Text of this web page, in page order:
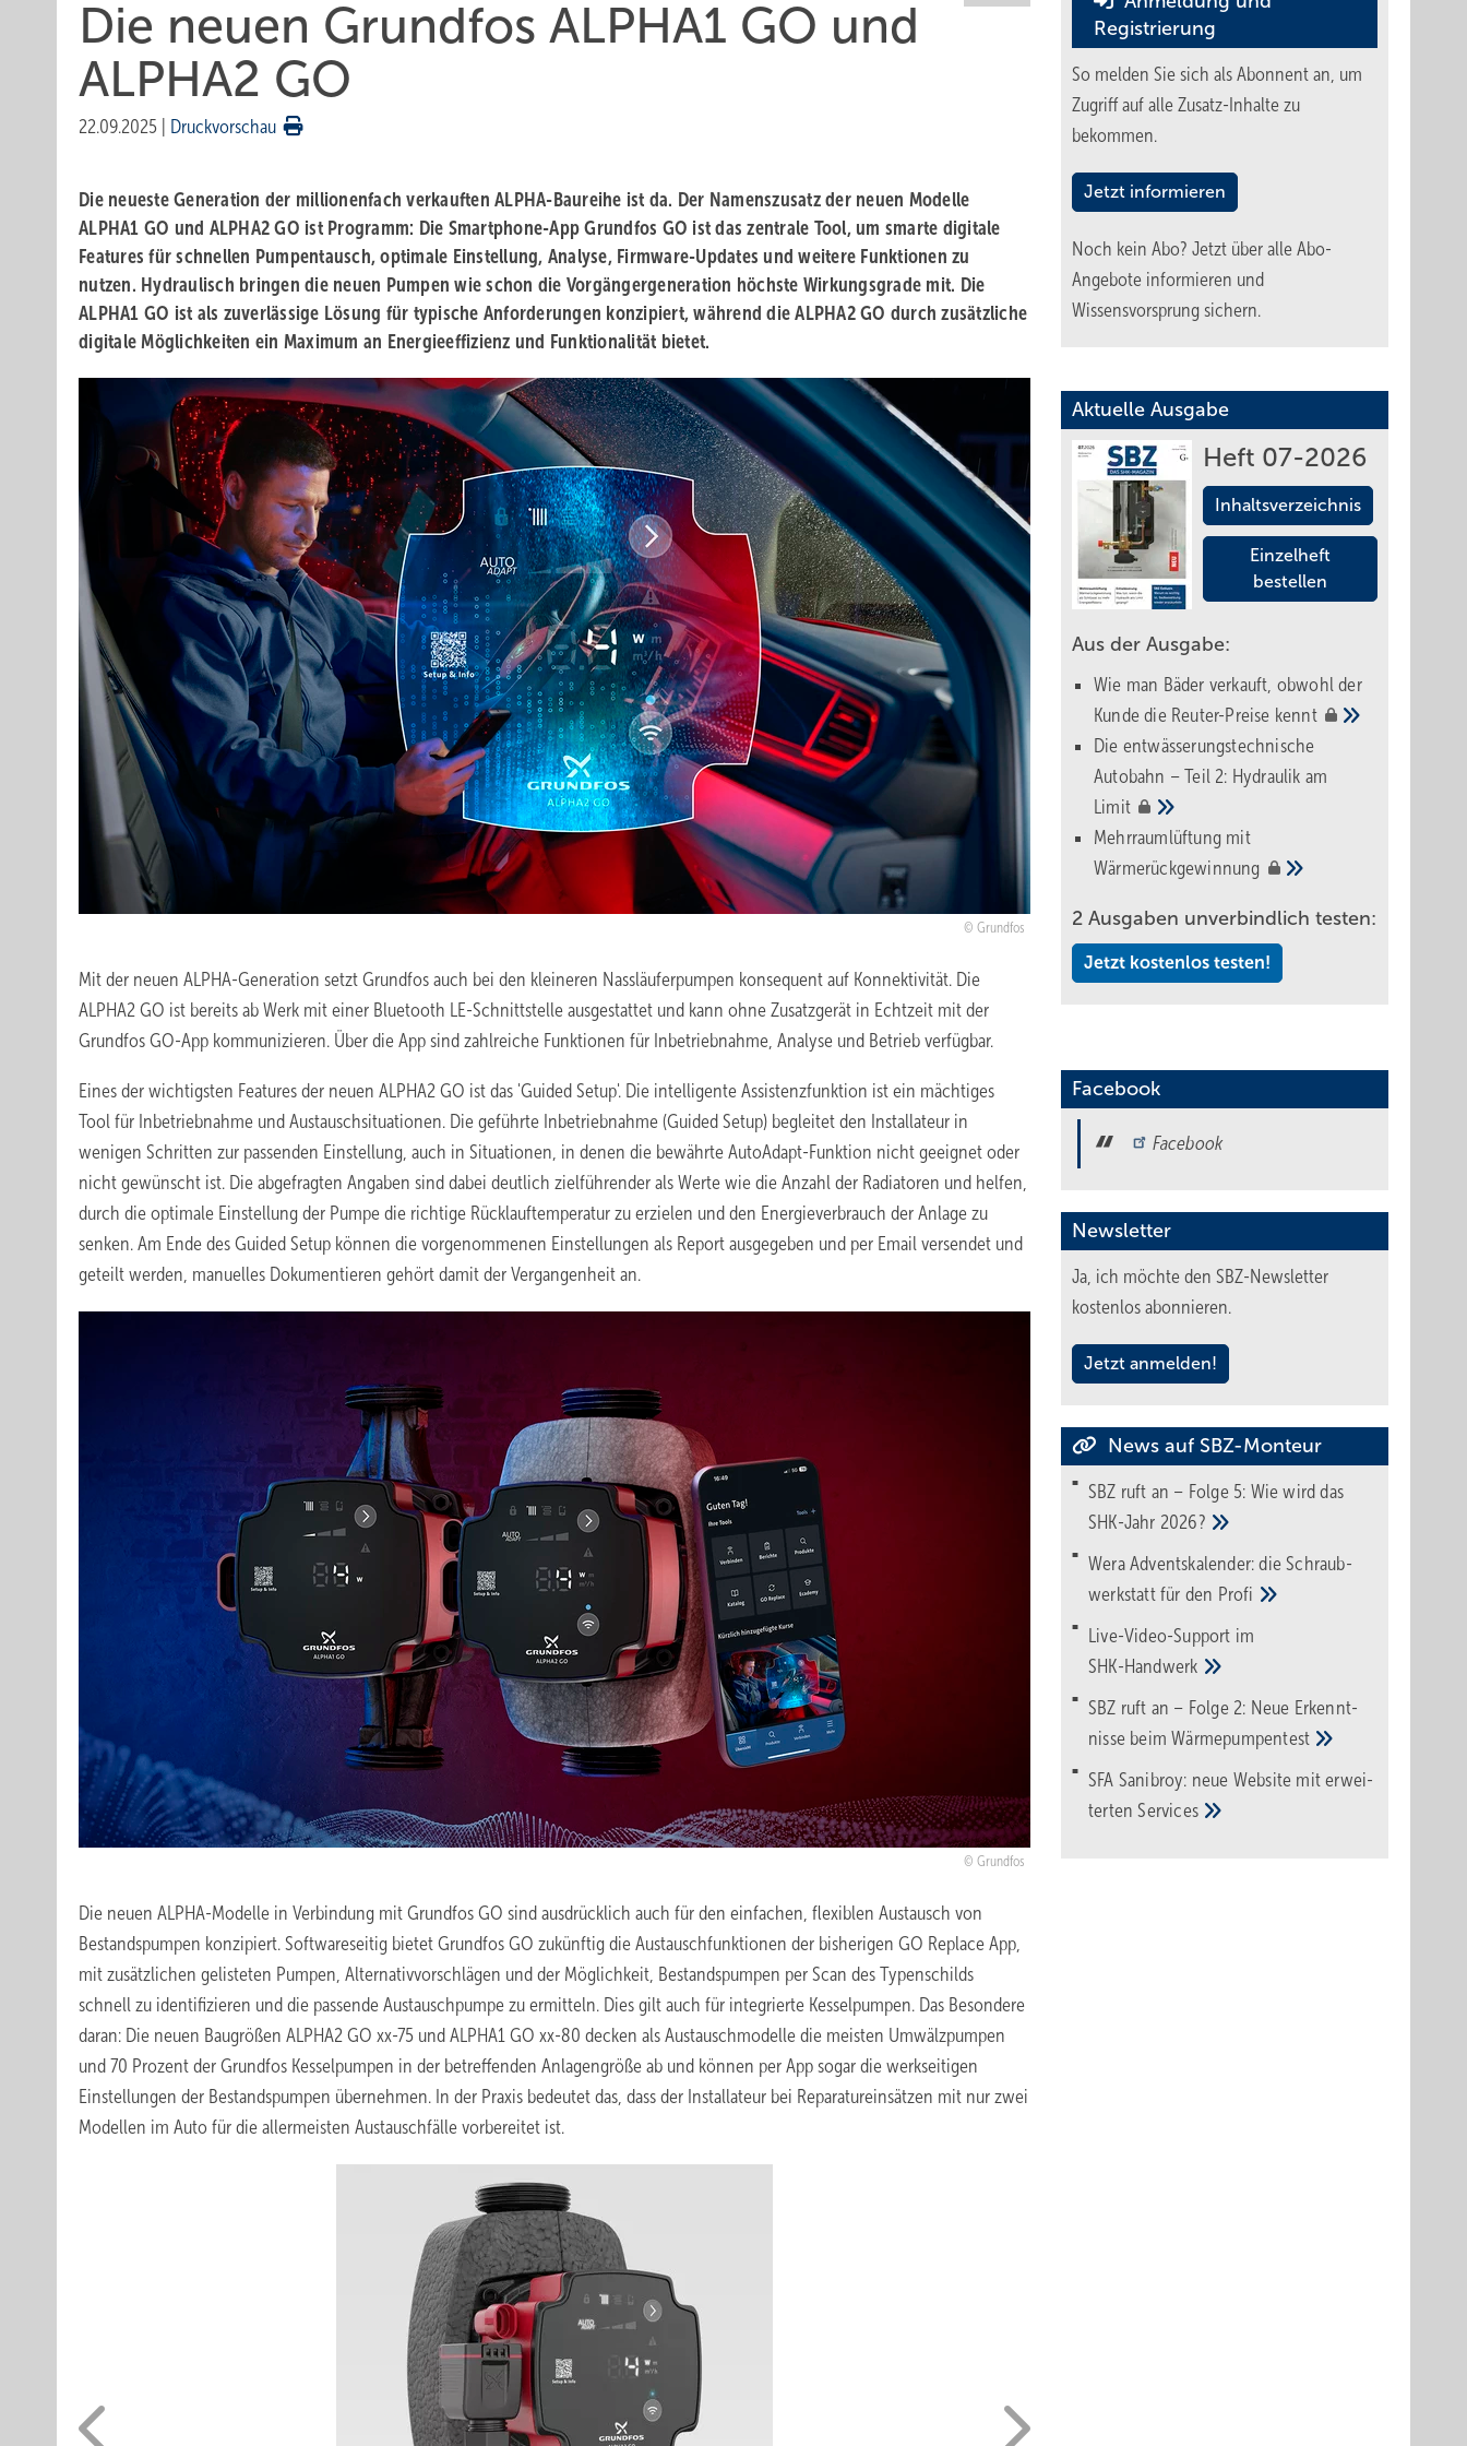
Die neuen Grundfos ALPHA1 GO und
ALPHA2 GO
22.09.2025 Druckvorschau
Die neueste Generation der millionenfach verkauften ALPHA-Baureihe ist da. Der Namenszusatz der neuen Modelle
ALPHA1 GO und ALPHA2 GO ist Programm: Die Smartphone-App Grundfos GO ist das zentrale Tool, um smarte digitale
Features für schnellen Pumpentausch, optimale Einstellung, Analyse, Firmware-Updates und weitere Funktionen zu
nutzen. Hydraulisch bringen die neuen Pumpen wie schon die Vorgängergeneration höchste Wirkungsgrade mit. Die
ALPHA1 GO ist als zuverlässige Lösung für typische Anforderungen konzipiert, während die ALPHA2 GO durch zusätzliche
digitale Möglichkeiten ein Maximum an Energieeffizienz und Funktionalität bietet.
Grundfos
Mit der neuen ALPHA-Generation setzt Grundfos auch bei den kleineren Nassläuferpumpen konsequent auf Konnektivität. Die
ALPHA2 GO ist bereits ab Werk mit einer Bluetooth LE-Schnittstelle ausgestattet und kann ohne Zusatzgerät in Echtzeit mit der
Grundfos GO-App kommunizieren. Über die App sind zahlreiche Funktionen für Inbetriebnahme, Analyse und Betrieb verfügbar.
Eines der wichtigsten Features der neuen ALPHA2 GO ist das 'Guided Setup'. Die intelligente Assistenzfunktion ist ein mächtiges
Tool für Inbetriebnahme und Austauschsituationen. Die geführte Inbetriebnahme (Guided Setup) begleitet den Installateur in
wenigen Schritten zur passenden Einstellung, auch in Situationen, in denen die bewährte AutoAdapt-Funktion nicht geeignet oder
nicht gewünscht ist. Die abgefragten Angaben sind dabei deutlich zielführender als Werte wie die Anzahl der Radiatoren und helfen,
durch die optimale Einstellung der Pumpe die richtige Rücklauftemperatur zu erzielen und den Energieverbrauch der Anlage zu
senken. Am Ende des Guided Setup können die vorgenommenen Einstellungen als Report ausgegeben und per Email versendet und
geteilt werden, manuelles Dokumentieren gehört damit der Vergangenheit an.
Grundfos
Die neuen ALPHA-Modelle in Verbindung mit Grundfos GO sind ausdrücklich auch für den einfachen, flexiblen Austausch von
Bestandspumpen konzipiert. Softwareseitig bietet Grundfos GO zukünftig die Austauschfunktionen der bisherigen GO Replace App,
mit zusätzlichen gelisteten Pumpen, Alternativvorschlägen und der Möglichkeit, Bestandspumpen per Scan des Typenschilds
schnell zu identifizieren und die passende Austauschpumpe zu ermitteln. Dies gilt auch für integrierte Kesselpumpen. Das Besondere
daran: Die neuen Baugrößen ALPHA2 GO xx-75 und ALPHA1 GO xx-80 decken als Austauschmodelle die meisten Umwälzpumpen
und 70 Prozent der Grundfos Kesselpumpen in der betreffenden Anlagengröße ab und können per App sogar die werkseitigen
Einstellungen der Bestandspumpen übernehmen. In der Praxis bedeutet das, dass der Installateur bei Reparatureinsätzen mit nur zwei
Modellen im Auto für die allermeisten Austauschfälle vorbereitet ist.
Registrierung
So melden Sie sich als Abonnent an, um
Zugriff auf alle Zusatz-Inhalte zu
bekommen.
Jetzt informieren
Noch kein Abo? Jetzt über alle Abo-
Angebote informieren und
Wissensvorsprung sichern.
Aktuelle Ausgabe
Heft 07-2026
Inhaltsverzeichnis
Einzelheft
bestellen
Aus der Ausgabe:
Wie man Bäder verkauft, obwohl der
Kunde die Reuter-Preise kennt
Die entwässerungstechnische
Autobahn – Teil 2: Hydraulik am
Limit
Mehrraumlüftung mit
Wärmerückgewinnung
2 Ausgaben unverbindlich testen:
Jetzt kostenlos testen!
Facebook
Facebook
Newsletter
Ja, ich möchte den SBZ-Newsletter
kostenlos abonnieren.
Jetzt anmelden!
News auf SBZ-Monteur
SBZ ruft an – Folge 5: Wie wird das
SHK-Jahr 2026?
Wera Adventskalender: die Schraub­
werk­statt für den Pro­fi
Live-Video-Support im
SHK-Handwerk
SBZ ruft an – Folge 2: Neue Erkennt­
nisse beimWärme­pumpen­test
SFA Sanibroy: neue Web­site mit erwei­
tertenServices